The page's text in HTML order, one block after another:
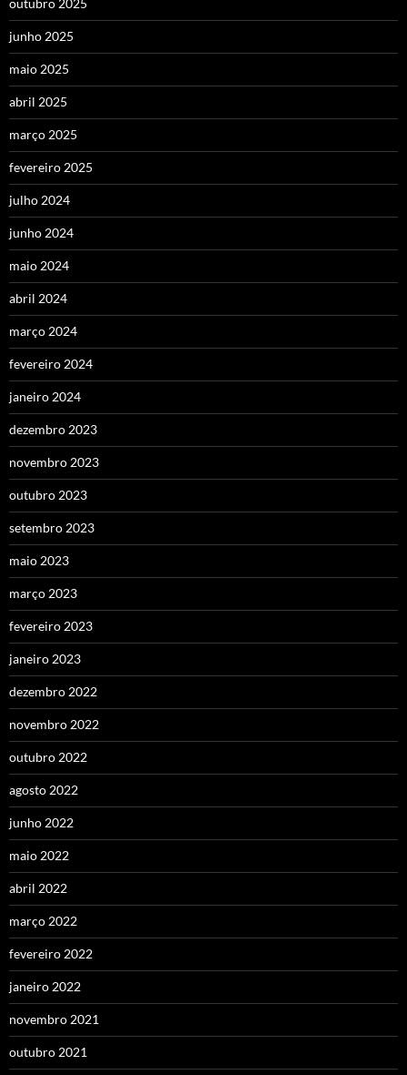
outubro 2025
junho 2025
maio 2025
abril 2025
março 2025
fevereiro 2025
julho 2024
junho 2024
maio 2024
abril 2024
março 2024
fevereiro 2024
janeiro 2024
dezembro 2023
novembro 2023
outubro 2023
setembro 2023
maio 2023
março 2023
fevereiro 2023
janeiro 2023
dezembro 2022
novembro 2022
outubro 2022
agosto 2022
junho 2022
maio 2022
abril 2022
março 2022
fevereiro 2022
janeiro 2022
novembro 2021
outubro 2021